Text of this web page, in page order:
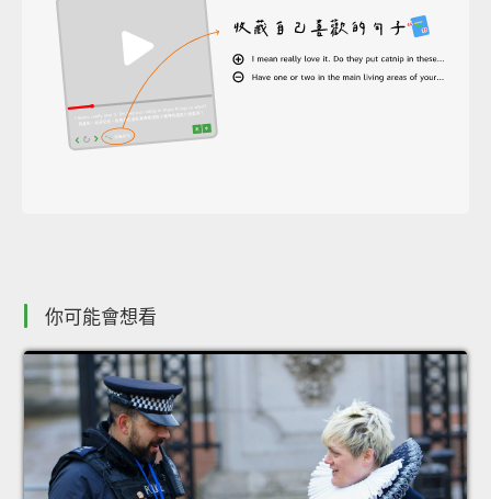
你可能會想看